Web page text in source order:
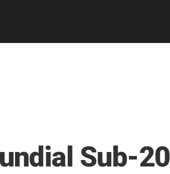
Sub-20